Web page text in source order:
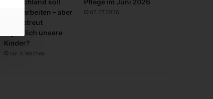
Deutschland soll
mehr arbeiten – aber
wer betreut
eigentlich unsere
Kinder?
vor 4 Wochen
Pflege im Juni 2026
02.07.2026